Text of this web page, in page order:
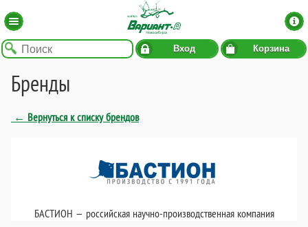
Вход Корзина
Бренды
← Вернуться к списку брендов
БАСТИОН — российская научно-производственная компания